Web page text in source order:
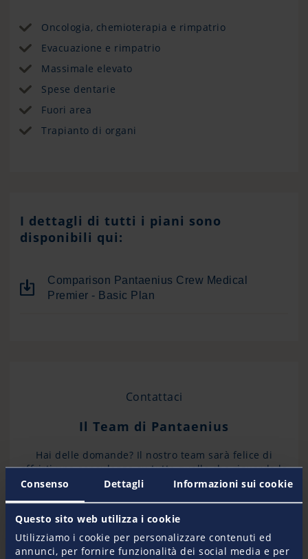
Consenso Dettagli Informazioni sui cookie
Questo sito web utilizza i cookie
Utilizziamo i cookie per personalizzare contenuti ed
annunci, per fornire funzionalità dei social media e per
Oncologia, chemioterapia e rimpatrio
Evacuazione e rimpatrio
Massimale elevato
Spese dentarie
Fuori area
Trapianto di organi
I dettagli di tutti i piani sono
disponibili qui:
Comparison Pantaenius Crew Medical
Premier - Basic Plan
Contattaci
Il Team di Pantaenius
Hai delle domande? Il nostro team sarà felice di
offrirti una consulenza su tutto quello che riguarda la
polizza della tua barca. Non importa che tuo voglia